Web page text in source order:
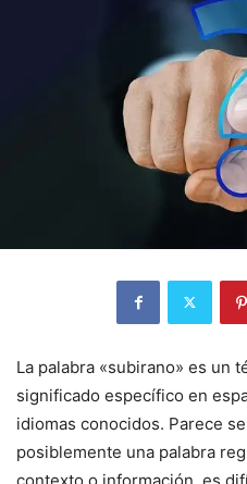
La palabra «subirano» es un
significado específico en
idiomas conocidos. Parece
posiblemente una palabra